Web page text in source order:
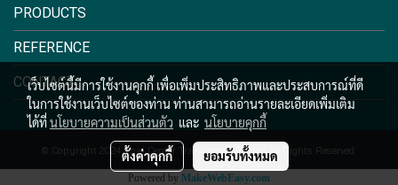
PRODUCTS
REFERENCE
CONTACT
© Copyright 2024 Thai Center Transformer Co.,Ltd.All Rights Reserved.
Powered by MakeWebEasy.com
เว็บไซต์นี้มีการใช้งานคุกกี้ เพื่อเพิ่มประสิทธิภาพและประสบการณ์ที่ดี
ในการใช้งานเว็บไซต์ของท่าน ท่านสามารถอ่านรายละเอียดเพิ่มเติม
ได้ที่นโยบายความเป็นส่วนตัว และ นโยบายคุกกี้
ตั้งค่าคุกกี้ ยอมรับทั้งหมด